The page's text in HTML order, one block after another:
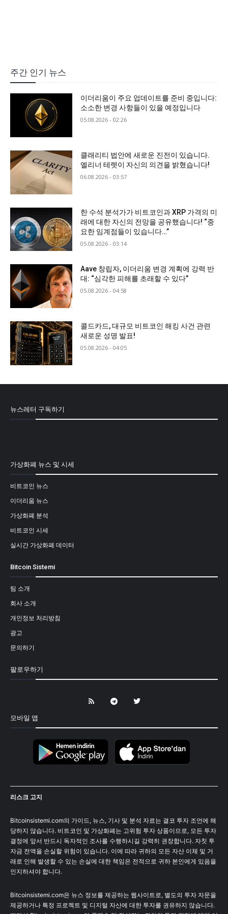
주간 인기 뉴스
이더리움이 주요 업데이트를 준비 중입니다:
소소한 변경 사항들이 있을 예정입니다
05.08.2026 - 02:26
클래리티 법안에 새로운 진전이 있습니다.
엘리너 테렛이 자신의 의견을 밝혔습니다!
06.08.2026 - 03:57
한 수석 분석가가 비트코인과 XRP 가격의 미
래에 대한 자신의 전망을 공유했습니다! “중
요한 임계점들이 있습니다…”
05.08.2026 - 03:14
Aave 창립자, 이더리움 변경 계획에 강력 반
대: “심각한 피해를 초래할 수 있다”
05.08.2026 - 04:58
콜드카드, 대규모 비트코인 해킹 사건 관련
새로운 성명 발표!
05.08.2026 - 04:05
뉴스레터 구독하기
가상화폐 뉴스 및 시세
비트코인 뉴스
이더리움 뉴스
가상화폐 분석
비트코인 시세
실시간 가상화폐 데이터
Bitcoin Sistemi
팀 소개
회사 소개
개인정보 처리방침
광고
문의하기
팔로우하기
모바일 앱
리스크 고지
Bitcoinsistemi.com의 가이드, 뉴스, 기사 및 분석 자료는 결코 투자 조언에 해
당하지 않습니다. 비트코인 및 가상화폐는 고위험 투자 상품이므로, 모든 투자
결정에 앞서 반드시 독자적인 조사를 수행하시길 강력히 권장합니다. 자칫 투
자금 전액을 손실할 위험이 있습니다. 이에 따라 귀하의 모든 자산 이체 및 거
래로 인해 발생할 수 있는 손실에 대한 책임은 전적으로 귀하 본인에게 있음을
인지하셔야 합니다.
Bitcoinsistemi.com은 뉴스 정보를 제공하는 웹사이트로, 별도의 투자 자문을
제공하거나 특정 프로젝트 및 디지털 자산에 대한 투자를 권유하지 않습니다.